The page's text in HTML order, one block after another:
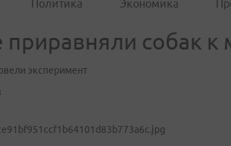
Политика Экономика
приравняли собак к
эксперимент